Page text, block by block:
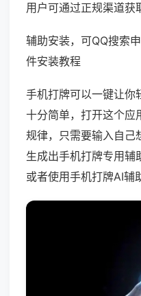
用户可通过正规渠道获
辅助安装，可QQ搜索
件安装教程
手机打牌可以一键让你
十分简单，打开这个应
规律，只需要输入自己
生成出手机打牌专用辅
或者使用手机打牌AI辅